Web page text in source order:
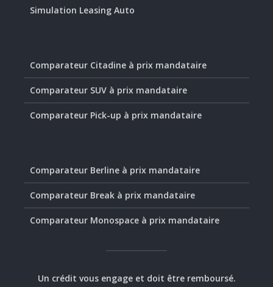
Simulation Leasing Auto
Comparateur Citadine à prix mandataire
Comparateur SUV à prix mandataire
Comparateur Pick-up à prix mandataire
Comparateur Berline à prix mandataire
Comparateur Break à prix mandataire
Comparateur Monospace à prix mandataire
Un crédit vous engage et doit être remboursé.